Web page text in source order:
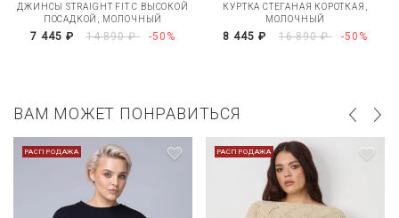
ДЖИНСЫ STRAIGHT FIT С ВЫСОКОЙ
ПОСАДКОЙ, МОЛОЧНЫЙ
7 445 ₽ 14 890 ₽ -50%
КУРТКА СТЕГАНАЯ КОРОТКАЯ,
МОЛОЧНЫЙ
8 445 ₽ 16 890 ₽ -50%
ВАМ МОЖЕТ ПОНРАВИТЬСЯ
РАСПРОДАЖА РАСПРОДАЖА